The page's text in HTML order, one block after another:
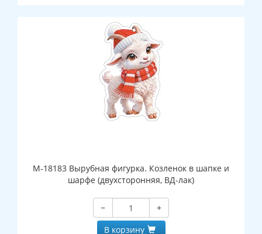
М-18183 Вырубная фигурка. Козленок в шапке и
шарфе (двухсторонняя, ВД-лак)
−
+
В корзину